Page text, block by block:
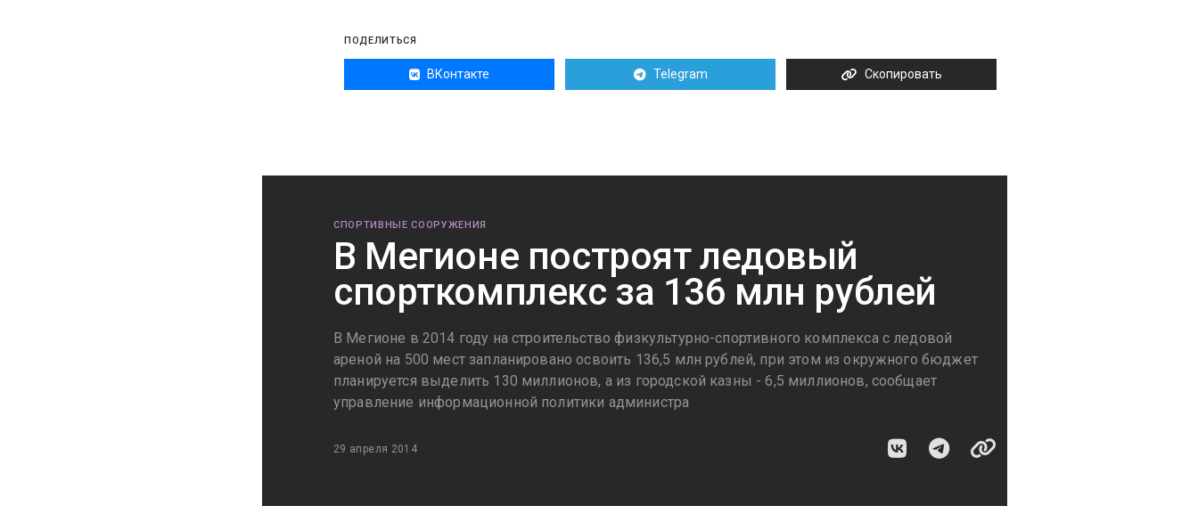
ПОДЕЛИТЬСЯ
ВКонтакте Telegram Скопировать
СПОРТИВНЫЕ СООРУЖЕНИЯ
В Мегионе построят ледовый
спорткомплекс за 136 млн рублей
В Мегионе в 2014 году на строительство физкультурно-спортивного комплекса с ледовой
ареной на 500 мест запланировано освоить 136,5 млн рублей, при этом из окружного бюджет
планируется выделить 130 миллионов, а из городской казны - 6,5 миллионов, сообщает
управление информационной политики администра
29 апреля 2014